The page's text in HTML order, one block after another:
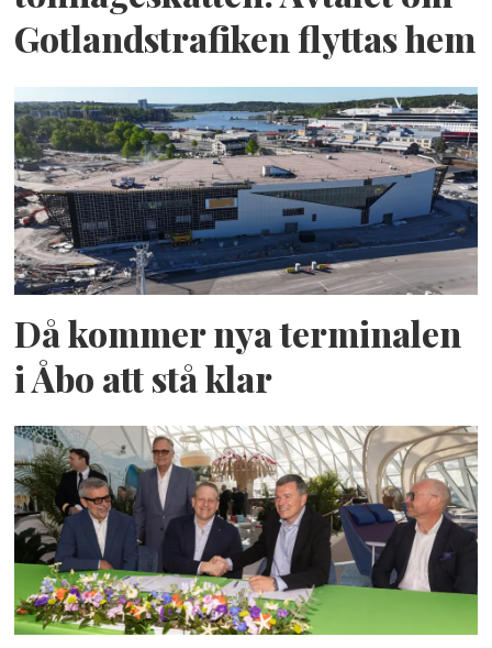
Gotlandstrafiken flyttas hem
Då kommer nya terminalen
i Åbo att stå klar